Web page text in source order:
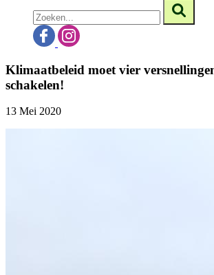
Klimaatbeleid moet vier
schakelen!
13 Mei 2020